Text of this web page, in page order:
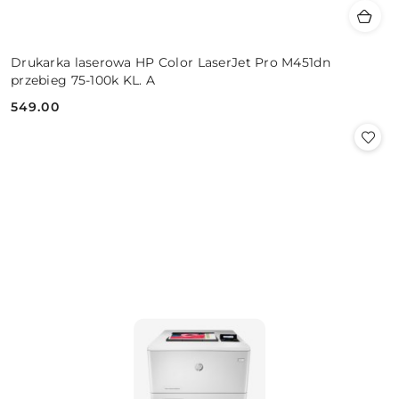
Drukarka laserowa HP Color LaserJet Pro M451dn
przebieg 75-100k KL. A
Cena:
549.00